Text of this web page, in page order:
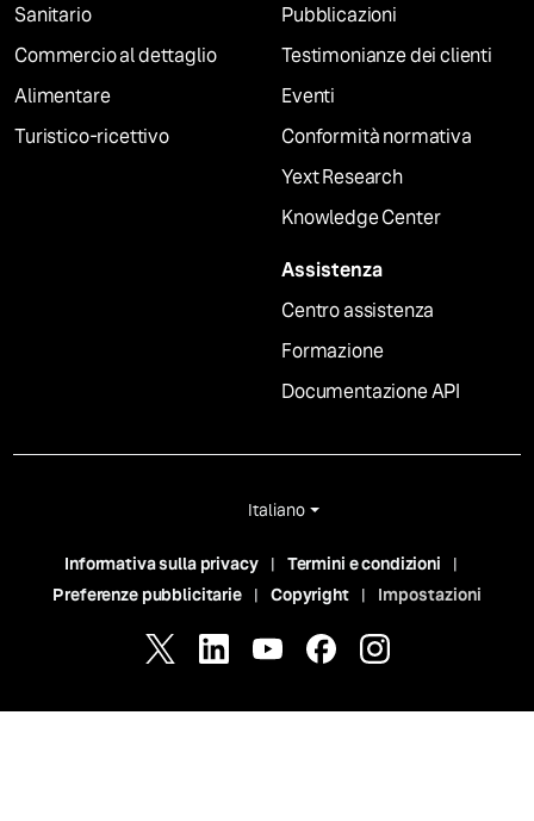
Sanitario
Commercio al dettaglio
Alimentare
Turistico-ricettivo
Pubblicazioni
Testimonianze dei clienti
Eventi
Conformità normativa
Yext Research
Knowledge Center
Assistenza
Centro assistenza
Formazione
Documentazione API
Italiano
Informativa sulla privacy
Termini e condizioni
Preferenze pubblicitarie
Copyright Impostazioni